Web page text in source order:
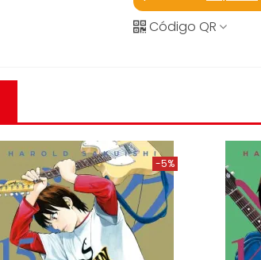
Código QR
-5%